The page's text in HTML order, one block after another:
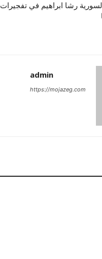
رشا ابراهيم في تفجيرات
admin
https://mojazeg.com